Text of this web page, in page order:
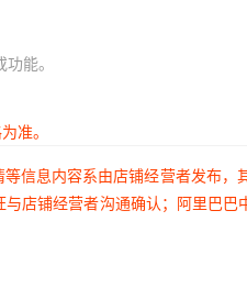
能。
准。
信息内容系由店铺经营者发布，
店铺经营者沟通确认；阿里巴巴